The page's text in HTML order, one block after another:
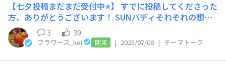
【七夕投稿まだまだ受付中⭐️】 すでに投稿してくださった
方、ありがとうございます！ SUNバディそれぞれの想い
が詰まった願いごとが叶うとよいですね⭐️ 七夕は土地や地
域などによっても、時期が異なるようです🎋 ということ
で7月7日は過ぎましたが、こちらの七夕投稿はまだまだ
受付中です！ https://sunsungarden.jp/announcement
3 39
フラワーズ_kei 関東 | 2025/07/08 | テーマトーク